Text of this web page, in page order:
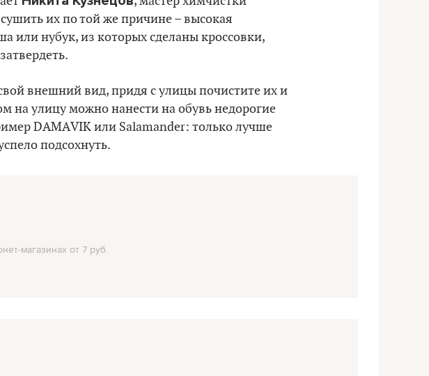
их по той же причине – высокая
или нубук, из которых сделаны кроссовки,
внешний вид, придя с улицы почистите их и
на улицу можно нанести на обувь недорогие
DАМАVІК или Salamander: только лучше
подсохнуть.
магазинах от 7 руб.